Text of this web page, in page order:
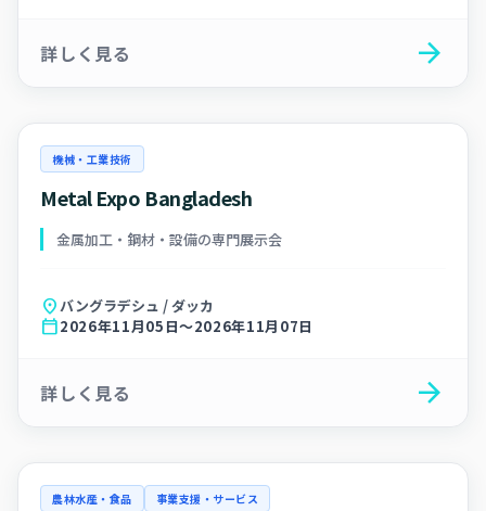
詳しく見る arrow_forward
機械・工業技術
Metal Expo Bangladesh
金属加工・鋼材・設備の専門展示会
location_onバングラデシュ / ダッカ
calendar_today2026年11月05日～2026年11月07日
詳しく見る arrow_forward
農林水産・食品 事業支援・サービス